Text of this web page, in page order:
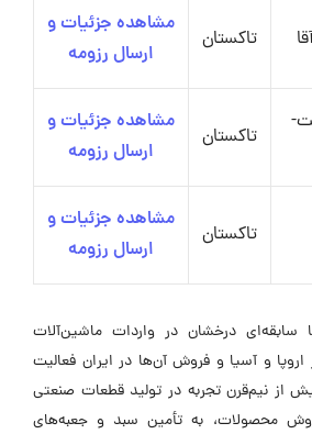
تاکستان
مشاهده جزئیات و
ارسال رزومه
تاکستان
مشاهده جزئیات و
ارسال رزومه
تاکستان
مشاهده جزئیات و
ارسال رزومه
سابقه‌ای درخشان در واردات ماشین‌آلات
و آسیا و فروش آن‌ها در ایران فعالیت
از نیم‌قرن تجربه در تولید قطعات صنعتی
محصولات، به تأمین سبد و جعبه‌های